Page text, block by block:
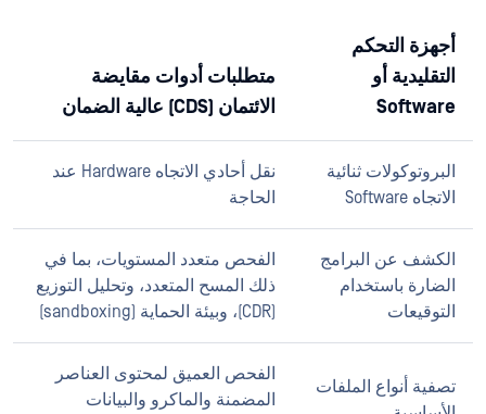
أجهزة التحكم
التقليدية أو
Software
متطلبات أدوات مقايضة
الائتمان (CDS) عالية الضمان
البروتوكولات ثنائية
الاتجاه Software
نقل أحادي الاتجاه Hardware عند
الحاجة
الكشف عن البرامج
الضارة باستخدام
التوقيعات
الفحص متعدد المستويات، بما في
ذلك المسح المتعدد، وتحليل التوزيع
(CDR)، وبيئة الحماية (sandboxing)
تصفية أنواع الملفات
الفحص العميق لمحتوى العناصر
المضمنة والماكرو والبيانات